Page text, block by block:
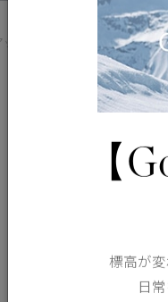
ッカーマンによるカプセルコレ
ハイダー
「SNOW
【
標高が
日